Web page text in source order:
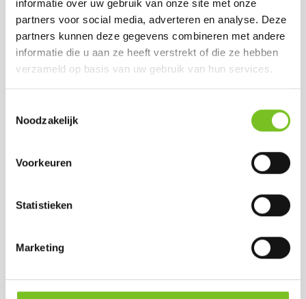
informatie over uw gebruik van onze site met onze
partners voor social media, adverteren en analyse. Deze
partners kunnen deze gegevens combineren met andere
informatie die u aan ze heeft verstrekt of die ze hebben
verzameld op basis van uw gebruik van hun services.
Noodzakelijk
Voorkeuren
Statistieken
Marketing
Bij Horecakaars stellen we ons assortiment
zorgvuldig samen. Dat hebben we natuurlijk ook
gedaan met onze buitenkaarsen. Eén van de
voorwaarden waar onze buitenkaarsen aan moeten
voldoen: ze moeten tegen een stootje kunnen. In
Nederland kan het weer namelijk ineens omslaan.
bij een zuchtje wind of een drupje regen.
terras, maar er zijn ook andere (verrassende) opties!
Firelights of vlamschalen hebben een uitbundig
vlam die zorgen voor een uniek sfeer.